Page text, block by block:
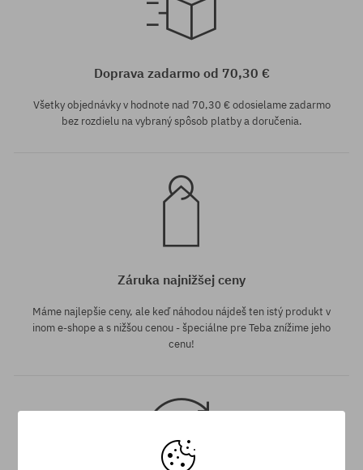
Dostupné veľkosti:
Doprava zadarmo od 70,30 €
Všetky objednávky v hodnote nad 70,30 € odosielame zadarmo
bez rozdielu na vybraný spôsob platby a doručenia.
Záruka najnižšej ceny
Máme najlepšie ceny, ale keď náhodou nájdeš ten istý produkt v
inom e-shope a s nižšou cenou - špeciálne pre Teba znížime jeho
cenu!